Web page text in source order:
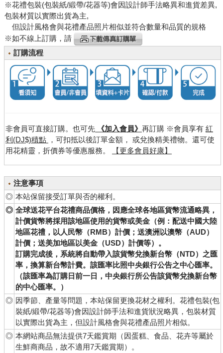
※花禮包裝(包裝紙/緞帶/花器等)會因設計師手法略異和進貨差異,
包裝材質以實際出貨為主,
但設計風格會與花禮產品照片相似並符合數量和品質的規格
※如不線上訂購，請
訂購流程
非會員可直接訂購。也可先 《加入會員》 再訂購 ※會員享有 紅
利(DJ$)積點 ，可扣抵以後訂單金額， 或兌換精美禮物。還可使
用花精靈，折價券等優惠服務。
【更多會員好康】
注意事項
◎ 本站保留接受訂單與否的權利。
◎ 全球送花平台花禮商品價格，因應全球各地區貨幣流通略異，
計價貨幣將採用該地區使用的貨幣或美金（例：配送中國大陸
地區花禮，以人民幣（RMB）計價；送澳洲以澳幣（AUD）
計價；送美加地區以美金（USD）計價等）。
訂購完成後，系統將自動帶入該貨幣兌換新台幣（NTD）之匯
率，換算新台幣計費。該匯率比照中央銀行公告之中心匯率。
（該匯率為訂購日前一日，中央銀行所公告該貨幣兌換新台幣
的中心匯率。）
◎ 因季節、產量等問題，本站保留更換花材之權利。花禮包裝(包
裝紙/緞帶/花器等)會因設計師手法和進貨狀況略異，包裝材質
以實際出貨為主，但設計風格會與花禮產品照片相似。
◎ 本網站商品無法提供7天鑑賞期（因蛋糕、食品、花卉等屬於
生鮮商商品，故不適用7天鑑賞期）。